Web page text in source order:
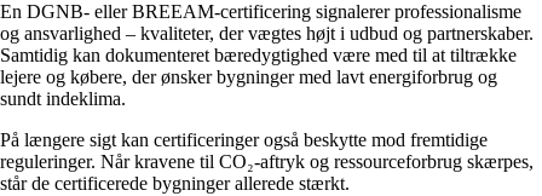
En DGNB- eller BREEAM-certificering signalerer professionalisme
og ansvarlighed – kvaliteter, der vægtes højt i udbud og partnerskaber.
Samtidig kan dokumenteret bæredygtighed være med til at tiltrække
lejere og købere, der ønsker bygninger med lavt energiforbrug og
sundt indeklima.
På længere sigt kan certificeringer også beskytte mod fremtidige
reguleringer. Når kravene til CO₂-aftryk og ressourceforbrug skærpes,
står de certificerede bygninger allerede stærkt.